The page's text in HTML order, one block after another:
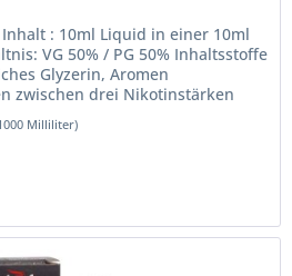
: 10ml Liquid in einer 10ml
VG 50% / PG 50% Inhaltsstoffe
Glyzerin, Aromen
zwischen drei Nikotinstärken
Milliliter)